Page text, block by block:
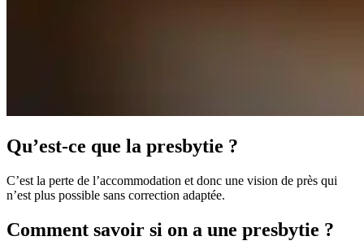
Qu’est-ce que la presbytie ?
C’est la perte de l’accommodation et donc une vision de près qui
n’est plus possible sans correction adaptée.
Comment savoir si on a une presbytie ?